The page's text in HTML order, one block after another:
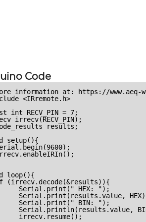
Code
information at: https://www.aeq-
<IRremote.h>
int RECV_PIN = 7;
irrecv(RECV_PIN);
results;
setup(){
loop(){
(irrecv.decode(&results)){
Serial.print(" HEX: ");
Serial.print(results.value,
Serial.print(" BIN: ");
Serial.println(results.value,
irrecv.resume();